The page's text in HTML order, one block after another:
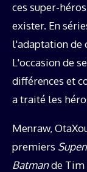
ces super-
exister. En
l'adaptation de
L'occasion de
différences et
a traité les
Menraw,
premiers
Batmande Tim